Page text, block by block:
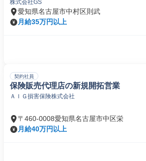
株式会社GS
愛知県名古屋市中村区則武
月給35万円以上
契約社員
保険販売代理店の新規開拓営業
ＡＩＧ損害保険株式会社
〒460-0008愛知県名古屋市中区栄
月給40万円以上